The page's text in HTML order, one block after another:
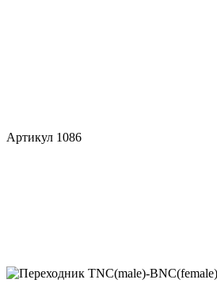
Артикул 1086